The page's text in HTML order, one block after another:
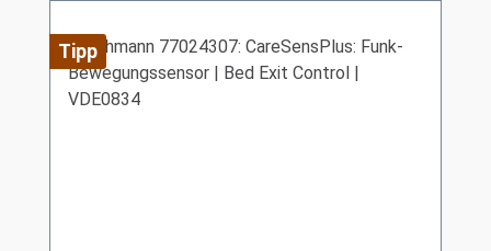
Tipp